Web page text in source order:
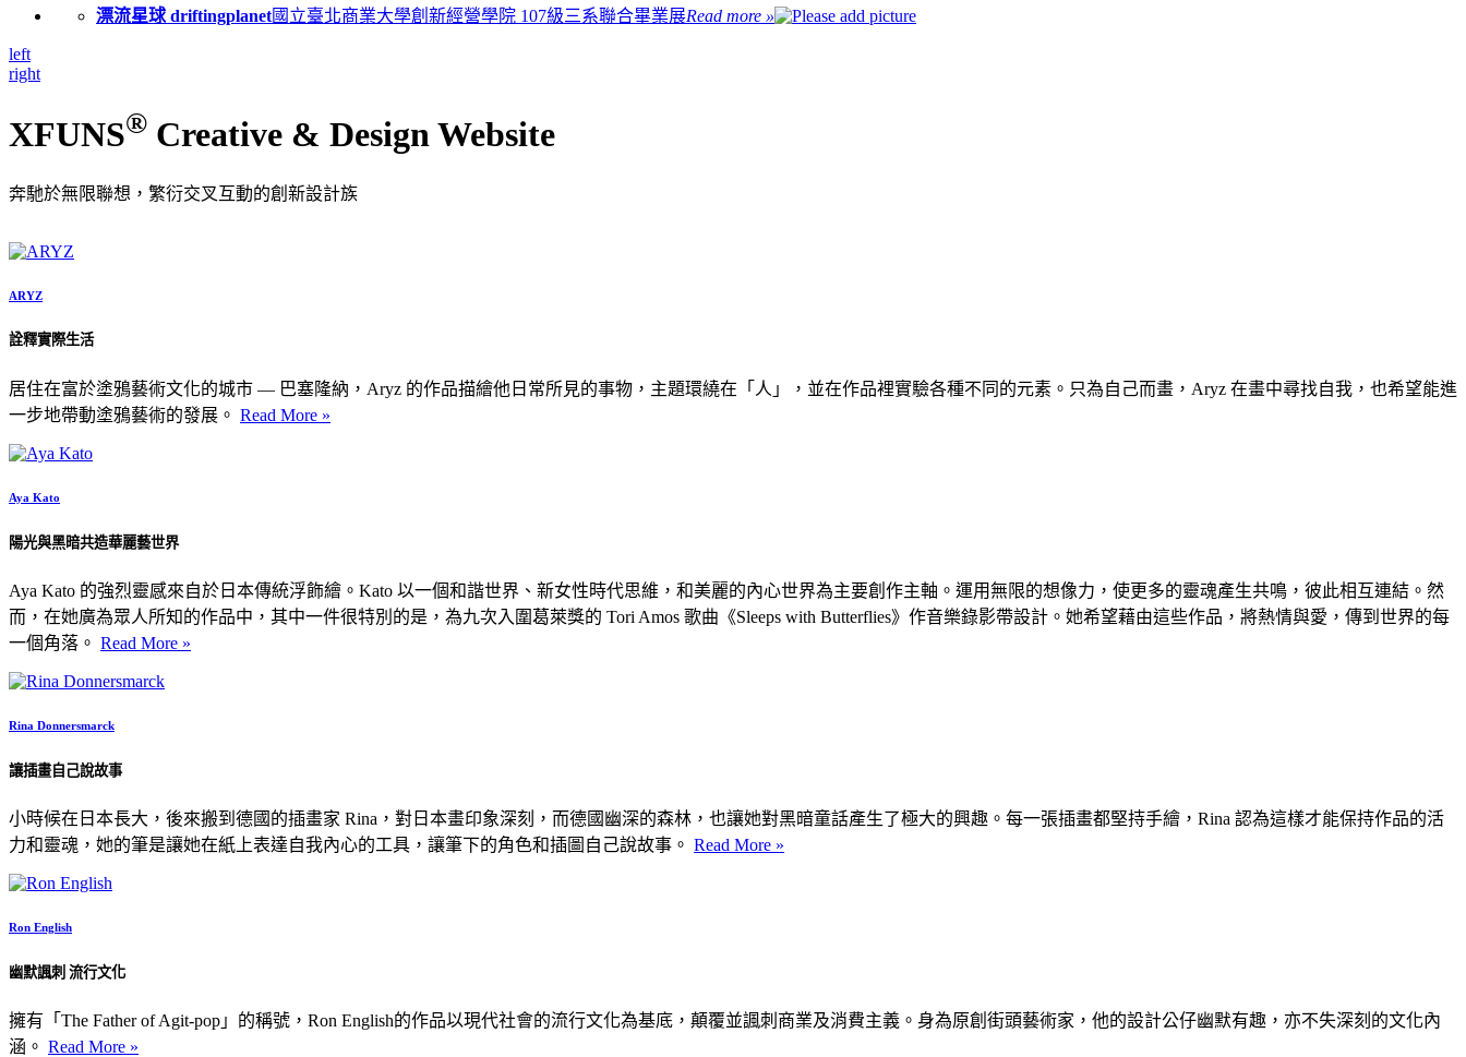
漂流星球 driftingplanet國立臺北商業大學創新經營學院 107級三系聯合畢業展Read more »
left
right
XFUNS® Creative & Design Website
奔馳於無限聯想，繁衍交叉互動的創新設計族
ARYZ
詮釋實際生活
居住在富於塗鴉藝術文化的城市 — 巴塞隆納，Aryz 的作品描繪他日常所見的事物，主題環繞在「人」，並在作品裡實驗各種不同的元素。只為自己而畫，Aryz 在畫中尋找自我，也希望能進
一步地帶動塗鴉藝術的發展。 Read More »
Aya Kato
陽光與黑暗共造華麗藝世界
Aya Kato 的強烈靈感來自於日本傳統浮飾繪。Kato 以一個和諧世界、新女性時代思維，和美麗的內心世界為主要創作主軸。運用無限的想像力，使更多的靈魂產生共鳴，彼此相互連結。然
而，在她廣為眾人所知的作品中，其中一件很特別的是，為九次入圍葛萊獎的 Tori Amos 歌曲《Sleeps with Butterflies》作音樂錄影帶設計。她希望藉由這些作品，將熱情與愛，傳到世界的每
一個角落。 Read More »
Rina Donnersmarck
讓插畫自己說故事
小時候在日本長大，後來搬到德國的插畫家 Rina，對日本畫印象深刻，而德國幽深的森林，也讓她對黑暗童話產生了極大的興趣。每一張插畫都堅持手繪，Rina 認為這樣才能保持作品的活
力和靈魂，她的筆是讓她在紙上表達自我內心的工具，讓筆下的角色和插圖自己說故事。 Read More »
Ron English
幽默諷刺 流行文化
擁有「The Father of Agit-pop」的稱號，Ron English的作品以現代社會的流行文化為基底，顛覆並諷刺商業及消費主義。身為原創街頭藝術家，他的設計公仔幽默有趣，亦不失深刻的文化內
涵。 Read More »